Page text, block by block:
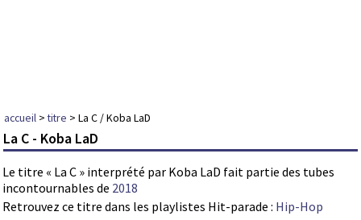
accueil >titre > La C / Koba LaD
La C - Koba LaD
Le titre « La C » interprété par Koba LaD fait partie des tubes
incontournables de 2018
Retrouvez ce titre dans les playlistes Hit-parade : Hip-Hop